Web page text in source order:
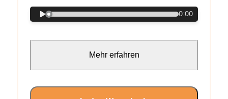
0:00
Mehr erfahren